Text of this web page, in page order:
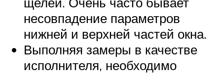
несовпадение параметров
нижней и верхней частей окна.
Выполняя замеры в качестве
исполнителя, необходимо